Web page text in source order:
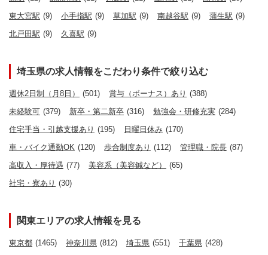
東大宮駅 (9) 小手指駅 (9) 草加駅 (9) 南越谷駅 (9) 蒲生駅 (9)
北戸田駅 (9) 久喜駅 (9)
埼玉県の求人情報をこだわり条件で絞り込む
週休2日制（月8日） (501) 賞与（ボーナス）あり (388)
未経験可 (379) 新卒・第二新卒 (316) 勉強会・研修充実 (284)
住宅手当・引越支援あり (195) 日曜日休み (170)
車・バイク通勤OK (120) 歩合制度あり (112) 管理職・院長 (87)
高収入・厚待遇 (77) 美容系（美容鍼など）
(65)
社宅・寮あり (30)
関東エリアの求人情報を見る
東京都 (1465) 神奈川県 (812) 埼玉県 (551) 千葉県 (428)